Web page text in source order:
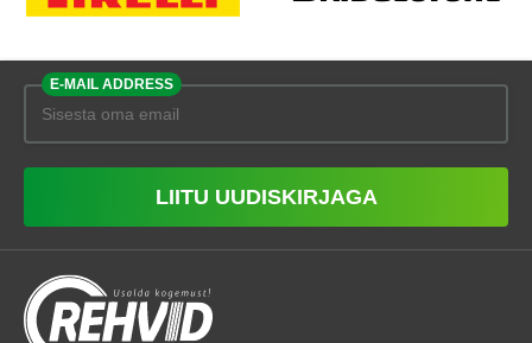
E-MAIL ADDRESS
LIITU UUDISKIRJAGA